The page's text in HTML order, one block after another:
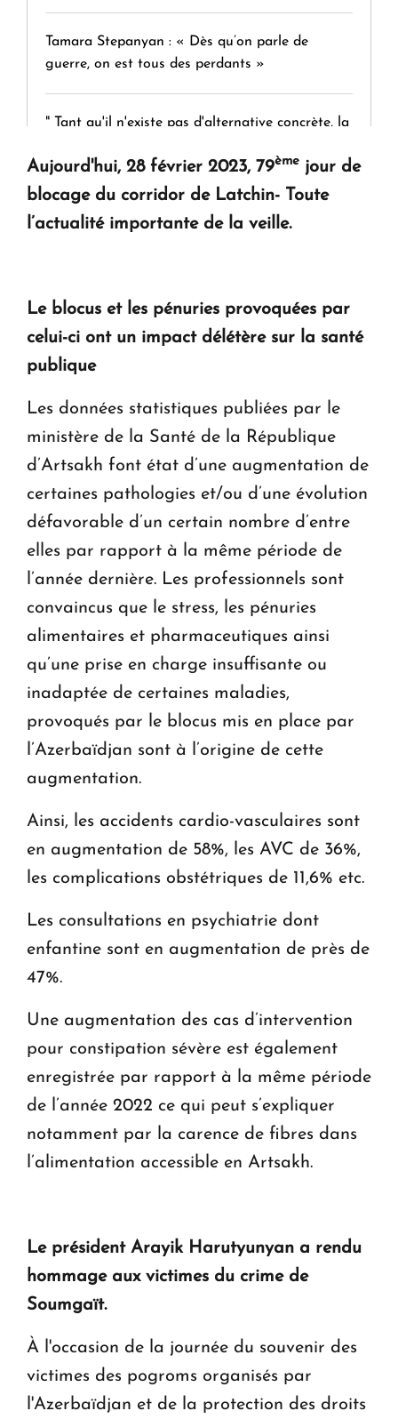
Tamara Stepanyan : « Dès qu’on parle de
guerre, on est tous des perdants »
" Tant qu'il n'existe pas d'alternative concrète, la
KASA : 30 ans d'audace, de résilience et d'avenir
en Arménie
ouvrira ses portes à Dilijan
Aujourd'hui, 28 février 2023, 79ème jour de
blocage du corridor de Latchin- Toute
l’actualité importante de la veille.
Le blocus et les pénuries provoquées par
celui-ci ont un impact délétère sur la santé
publique
Les données statistiques publiées par le
ministère de la Santé de la République
d’Artsakh font état d’une augmentation de
certaines pathologies et/ou d’une évolution
défavorable d’un certain nombre d’entre
elles par rapport à la même période de
l’année dernière. Les professionnels sont
convaincus que le stress, les pénuries
alimentaires et pharmaceutiques ainsi
qu’une prise en charge insuffisante ou
inadaptée de certaines maladies,
provoqués par le blocus mis en place par
l’Azerbaïdjan sont à l’origine de cette
augmentation.
Ainsi, les accidents cardio-vasculaires sont
en augmentation de 58%, les AVC de 36%,
les complications obstétriques de 11,6% etc.
Les consultations en psychiatrie dont
enfantine sont en augmentation de près de
47%.
Une augmentation des cas d’intervention
pour constipation sévère est également
enregistrée par rapport à la même période
de l’année 2022 ce qui peut s’expliquer
notamment par la carence de fibres dans
l’alimentation accessible en Artsakh.
Le président Arayik Harutyunyan a rendu
hommage aux victimes du crime de
Soumgaït.
À l'occasion de la journée du souvenir des
victimes des pogroms organisés par
l'Azerbaïdjan et de la protection des droits